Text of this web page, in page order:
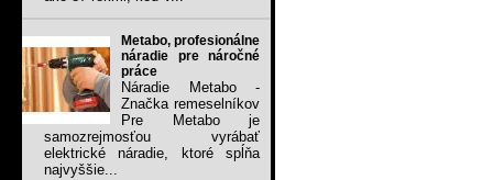
Metabo, profesionálne
náradie pre náročné
práce
Náradie Metabo -
Značka remeselníkov
Pre Metabo je
samozrejmosťou vyrábať
elektrické náradie, ktoré spĺňa
najvyššie...